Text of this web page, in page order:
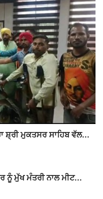
ਸ਼੍ਰੀ ਮੁਕਤਸਰ ਸਾਹਿਬ ਵੱਲ...
ਨੂੰ ਮੁੱਖ ਮੰਤਰੀ ਨਾਲ ਮੀਟ...